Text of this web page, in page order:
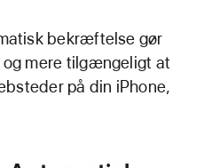
bekræftelse gør
mere tilgængeligt at
på din iPhone,